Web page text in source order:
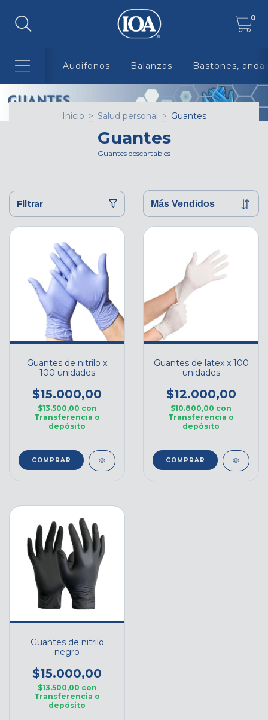
0
Audifonos Balanzas Bastones,
Inicio > Salud personal > Guantes
Guantes
Guantes descartables
Filtrar
Guantes de nitrilo x
100 unidades
$15.000,00
$13.500,00 con
Transferencia o
depósito
COMPRAR
Guantes de latex x 100
unidades
$12.000,00
$10.800,00 con
Transferencia o
depósito
COMPRAR
Guantes de nitrilo
negro
$15.000,00
$13.500,00 con
Transferencia o
depósito